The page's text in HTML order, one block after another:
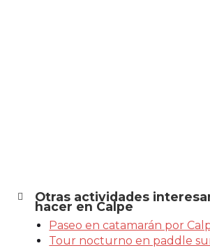
Otras actividades
hacer en Calpe
Paseo en catamarán por
Tour nocturno en paddle